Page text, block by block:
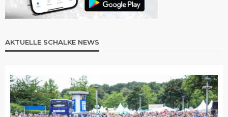
AKTUELLE SCHALKE NEWS